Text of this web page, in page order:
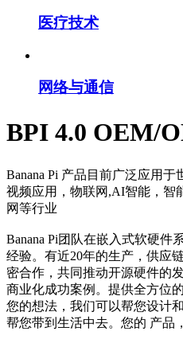
医疗技术
网络与通信
BPI 4.0 OEM/
Banana Pi 产品目前广泛应用
视频应用，物联网,AI智能，智
网等行业
Banana Pi团队在嵌入式软硬件
经验。有近20年的生产，供应
密合作，共同推动开源硬件的
商业化成功案例。提供全方位
您的想法，我们可以帮您设计
帮您带到生活中去。您的 产品